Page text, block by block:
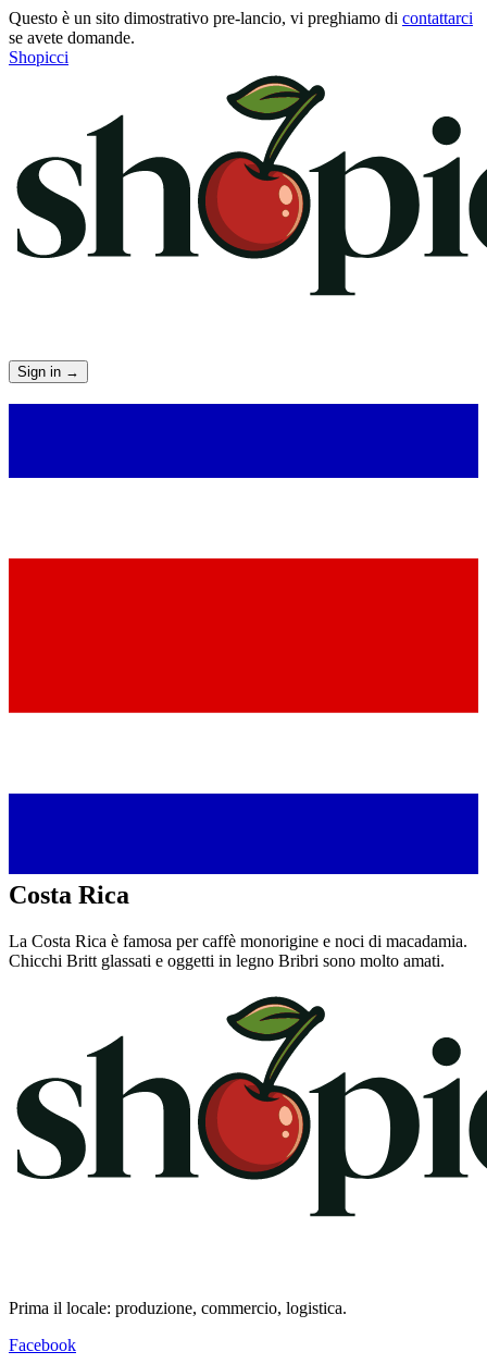
Questo è un sito dimostrativo pre-lancio, vi preghiamo di contattarci
se avete domande.
Shopicci
Sign in →
Costa Rica
La Costa Rica è famosa per caffè monorigine e noci di macadamia.
Chicchi Britt glassati e oggetti in legno Bribri sono molto amati.
Prima il locale: produzione, commercio, logistica.
Facebook